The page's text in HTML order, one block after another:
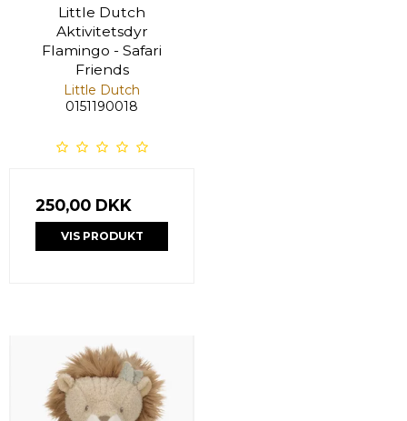
Little Dutch
Aktivitetsdyr
Flamingo - Safari
Friends
Little Dutch
0151190018
250,00 DKK
VIS PRODUKT